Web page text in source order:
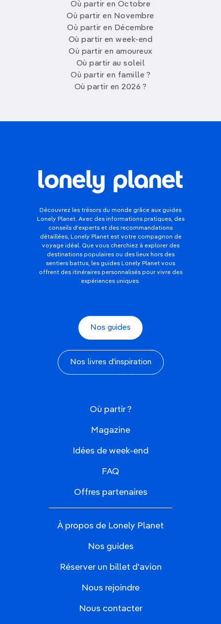
Où partir en Octobre
Où partir en Novembre
Où partir en Décembre
Où partir en week-end
Où partir en amoureux
Où partir au soleil
Où partir en famille ?
Où partir en 2026 ?
Découvrez les trésors du monde grâce aux guides
Lonely Planet. Avec des informations pratiques, des
conseils d'experts et des recommandations
détaillées, Lonely Planet est votre compagnon de
voyage idéal. Que vous cherchiez à explorer des
destinations populaires ou des lieux hors des
sentiers battus, les guides Lonely Planet vous
offrent des itinéraires personnalisés pour vivre des
expériences uniques.
Nos guides
Nos livres d'inspiration
Où partir ?
Magazine
Idées de week-end
FAQ
Offres partenaires
À propos de Lonely Planet
Nos guides
Réserver un billet d'avion
Nous rejoindre
Nous contacter